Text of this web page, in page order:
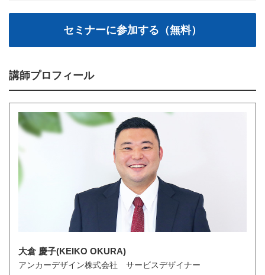
講師プロフィール
大倉 慶子(KEIKO OKURA)
アンカーデザイン株式会社 サービスデザイナー